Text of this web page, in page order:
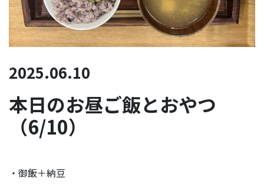
2025.06.10
本日のお昼ご飯とおやつ
（6/10）
・御飯＋納豆